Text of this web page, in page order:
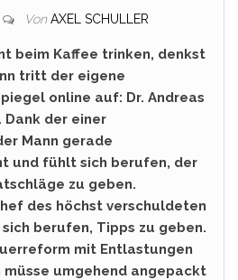
Von AXEL SCHULLER
beim Kaffee trinken, denkst
tritt der eigene
online auf: Dr. Andreas
Dank der einer
Mann gerade
und fühlt sich berufen, der
zu geben.
des höchst verschuldeten
berufen, Tipps zu geben.
mit Entlastungen
umgehend angepackt